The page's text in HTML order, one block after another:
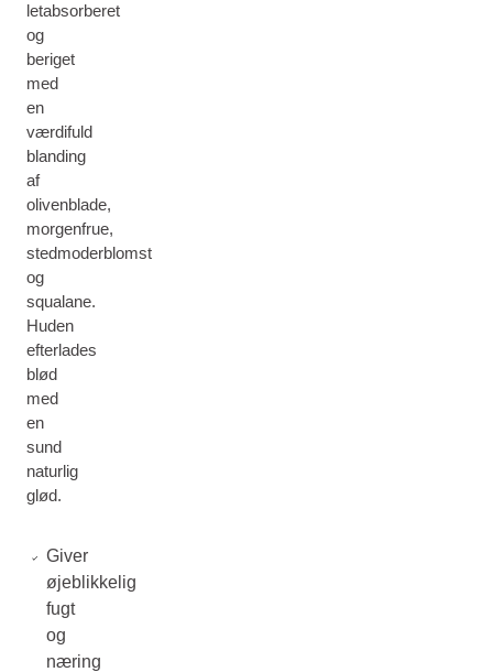
letabsorberet
og
beriget
med
en
værdifuld
blanding
af
olivenblade,
morgenfrue,
stedmoderblomst
og
squalane.
Huden
efterlades
blød
med
en
sund
naturlig
glød.
Giver
øjeblikkelig
fugt
og
næring